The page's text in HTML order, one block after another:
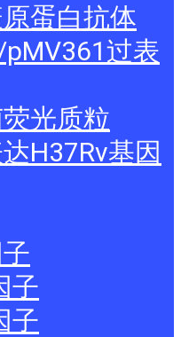
蛋白抗体
过表
光质粒
H37Rv基因
子
子